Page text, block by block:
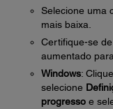
Selecione uma
mais baixa.
Certifique-se
aumentado
Windows:
selecione
progresso e